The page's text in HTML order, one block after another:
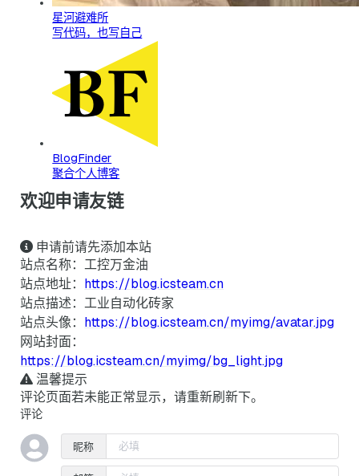
星河避难所
写代码，也写自己
BlogFinder
聚合个人博客
欢迎申请友链
申请前请先添加本站
站点名称：工控万金油
站点地址： https://blog.icsteam.cn
站点描述：工业自动化砖家
站点头像： https://blog.icsteam.cn/myimg/avatar.jpg
网站封面：
https://blog.icsteam.cn/myimg/bg_light.jpg
温馨提示
评论页面若未能正常显示，请重新刷新下。
评论
昵称